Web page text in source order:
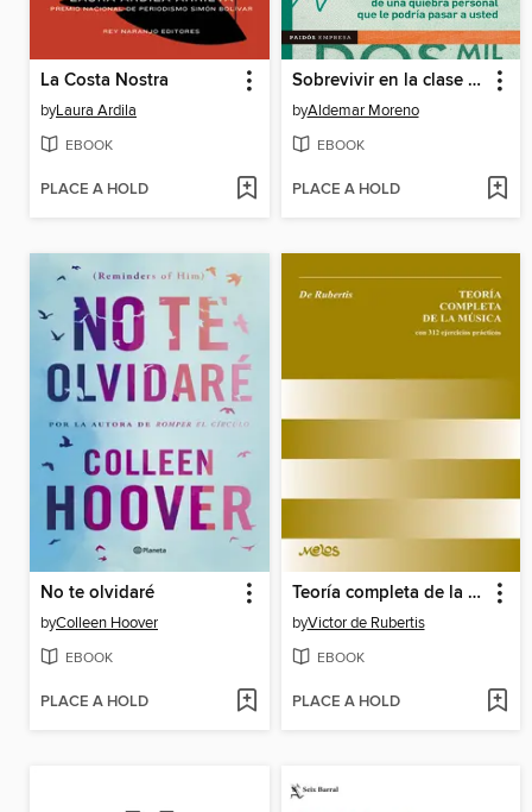
La Costa Nostra
byLaura Ardila
EBOOK
PLACE A HOLD
Sobrevivir en la clase media
byAldemar Moreno
EBOOK
PLACE A HOLD
No te olvidaré
byColleen Hoover
EBOOK
PLACE A HOLD
Teoría completa de la música
byVictor de Rubertis
EBOOK
PLACE A HOLD